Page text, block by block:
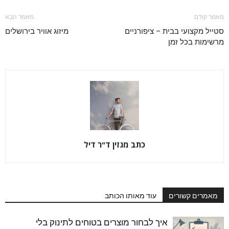
מאמר קודם
סטייל מקצועי בבית – ציפורניים
מרשימות בכל זמן
מאמר הבא
מיזוג אוויר בירושלים
כתב מגזין ד"ר דיל
מאמרים קשורים עוד מאותו הכותב
איך לבחור מוצרים בטוחים לתינוק בלי